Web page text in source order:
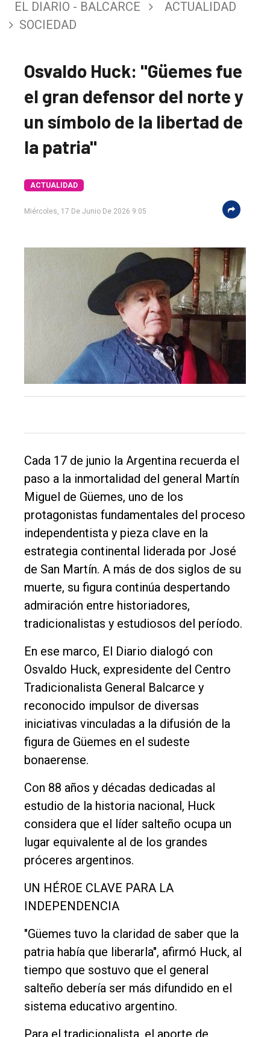
El
único
DIARIO
Balcarce
Inicio
Tendencia
Int.
General
Política
Cultura
Entrevistas
Rural
Deportes
Fúnebres
Edición
Empresa
Nosotros
Contacto
EL DIARIO - BALCARCE
ACTUALIDAD
SOCIEDAD
Osvaldo Huck: "Güemes fue
el gran defensor del norte y
un símbolo de la libertad de
la patria"
ACTUALIDAD
Miércoles, 17 De Junio De 2026 9:05
Cada 17 de junio la Argentina recuerda el
paso a la inmortalidad del general Martín
Miguel de Güemes, uno de los
protagonistas fundamentales del proceso
independentista y pieza clave en la
estrategia continental liderada por José
de San Martín. A más de dos siglos de su
muerte, su figura continúa despertando
admiración entre historiadores,
tradicionalistas y estudiosos del período.
En ese marco, El Diario dialogó con
Osvaldo Huck, expresidente del Centro
Tradicionalista General Balcarce y
reconocido impulsor de diversas
iniciativas vinculadas a la difusión de la
figura de Güemes en el sudeste
bonaerense.
Con 88 años y décadas dedicadas al
estudio de la historia nacional, Huck
considera que el líder salteño ocupa un
lugar equivalente al de los grandes
próceres argentinos.
UN HÉROE CLAVE PARA LA
INDEPENDENCIA
"Güemes tuvo la claridad de saber que la
patria había que liberarla", afirmó Huck, al
tiempo que sostuvo que el general
salteño debería ser más difundido en el
sistema educativo argentino.
Para el tradicionalista, el aporte de